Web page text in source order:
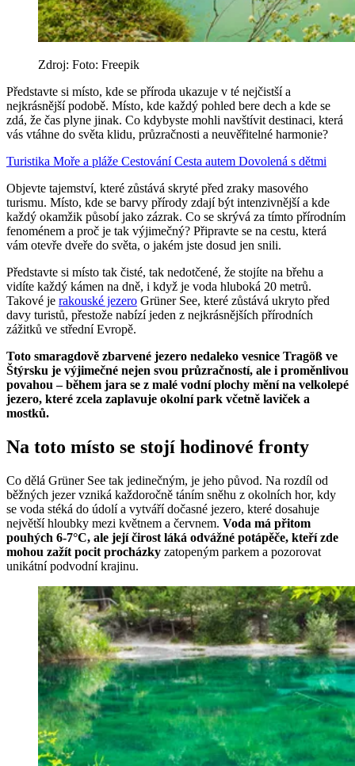
Zdroj: Foto: Freepik
Představte si místo, kde se příroda ukazuje v té nejčistší a
nejkrásnější podobě. Místo, kde každý pohled bere dech a kde se
zdá, že čas plyne jinak. Co kdybyste mohli navštívit destinaci, která
vás vtáhne do světa klidu, průzračnosti a neuvěřitelné harmonie?
Turistika Moře a pláže CestováníCesta autem Dovolená s dětmi
Objevte tajemství, které zůstává skryté před zraky masového
turismu. Místo, kde se barvy přírody zdají být intenzivnější a kde
každý okamžik působí jako zázrak. Co se skrývá za tímto přírodním
fenoménem a proč je tak výjimečný? Připravte se na cestu, která
vám otevře dveře do světa, o jakém jste dosud jen snili.
Představte si místo tak čisté, tak nedotčené, že stojíte na břehu a
vidíte každý kámen na dně, i když je voda hluboká 20 metrů.
Takové je rakouské jezero Grüner See, které zůstává ukryto před
davy turistů, přestože nabízí jeden z nejkrásnějších přírodních
zážitků ve střední Evropě.
Toto smaragdově zbarvené jezero nedaleko vesnice Tragöß ve
Štýrsku je výjimečné nejen svou průzračností, ale i proměnlivou
povahou – během jara se z malé vodní plochy mění na velkolepé
jezero, které zcela zaplavuje okolní park včetně laviček a
mostků.
Na toto místo se stojí hodinové fronty
Co dělá Grüner See tak jedinečným, je jeho původ. Na rozdíl od
běžných jezer vzniká každoročně táním sněhu z okolních hor, kdy
se voda stéká do údolí a vytváří dočasné jezero, které dosahuje
největší hloubky mezi květnem a červnem. Voda má přitom
pouhých 6-7°C, ale její čirost láká odvážné potápěče, kteří zde
mohou zažít pocit procházky zatopeným parkem a pozorovat
unikátní podvodní krajinu.